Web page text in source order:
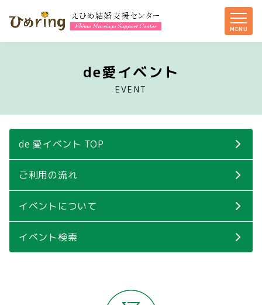
de愛イベント
EVENT
de 愛イベント TOP
ご利用の流れ
イベントについて
イベント検索